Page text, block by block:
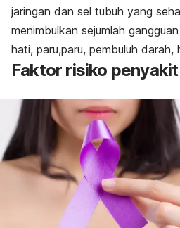
jaringan dan sel tubuh yang
menimbulkan sejumlah
hati, paru,paru, pembuluh darah,
Faktor risiko